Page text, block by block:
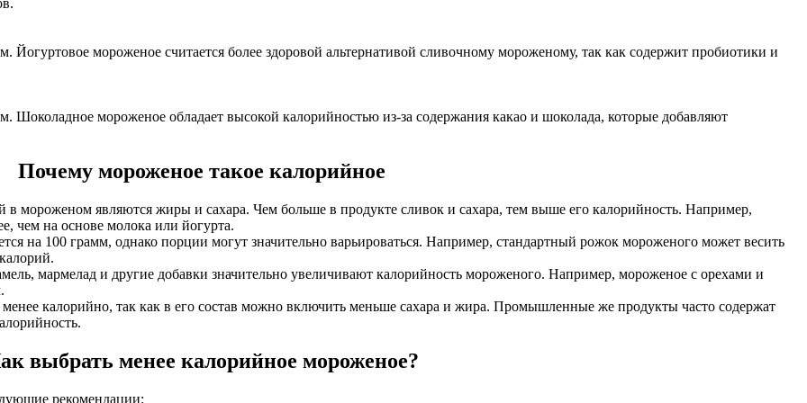
мороженое считается более здоровой альтернативой сливочному мороженому, так как содержит пробиотики и
Шоколадное мороженое обладает высокой калорийностью из-за содержания какао и шоколада, которые добавляют
Почему мороженое такое калорийное
мороженом являются жиры и сахара. Чем больше в продукте сливок и сахара, тем выше его калорийность. Например,
чем на основе молока или йогурта.
на 100 грамм, однако порции могут значительно варьироваться. Например, стандартный рожок мороженого может весить
мармелад и другие добавки значительно увеличивают калорийность мороженого. Например, мороженое с орехами и
калорийно, так как в его состав можно включить меньше сахара и жира. Промышленные же продукты часто содержат
выбрать менее калорийное мороженое?
рекомендации: